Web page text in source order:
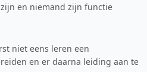
en niemand zijn functie
niet eens leren een
en er daarna leiding aan te